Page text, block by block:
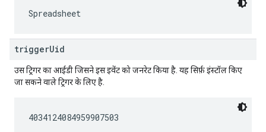
Spreadsheet
triggerUid
उस ट्रिगर का आईडी जिसने इस इवेंट को जनरेट किया है. यह सिर्फ़ इंस्टॉल किए
जा सकने वाले ट्रिगर के लिए है.
4034124084959907503